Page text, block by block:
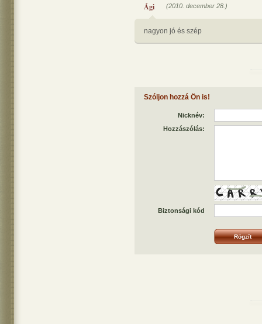
Ági (2010. december 28.)
nagyon jó és szép
Szóljon hozzá Ön is!
Nicknév:
Hozzászólás:
Biztonsági kód